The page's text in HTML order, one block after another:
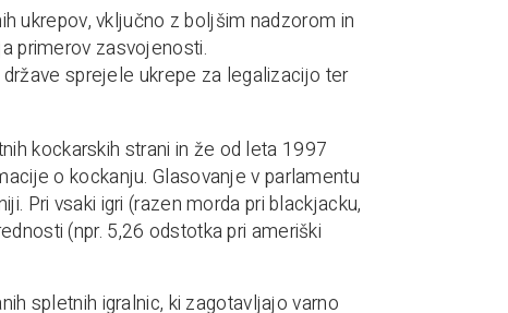
ukrepov, vključno z boljšim nadzorom in
primerov zasvojenosti.
sprejele ukrepe za legalizacijo ter
kockarskih strani in že od leta 1997
o kockanju. Glasovanje v parlamentu
Pri vsaki igri (razen morda pri blackjacku,
(npr. 5,26 odstotka pri ameriški
spletnih igralnic, ki zagotavljajo varno